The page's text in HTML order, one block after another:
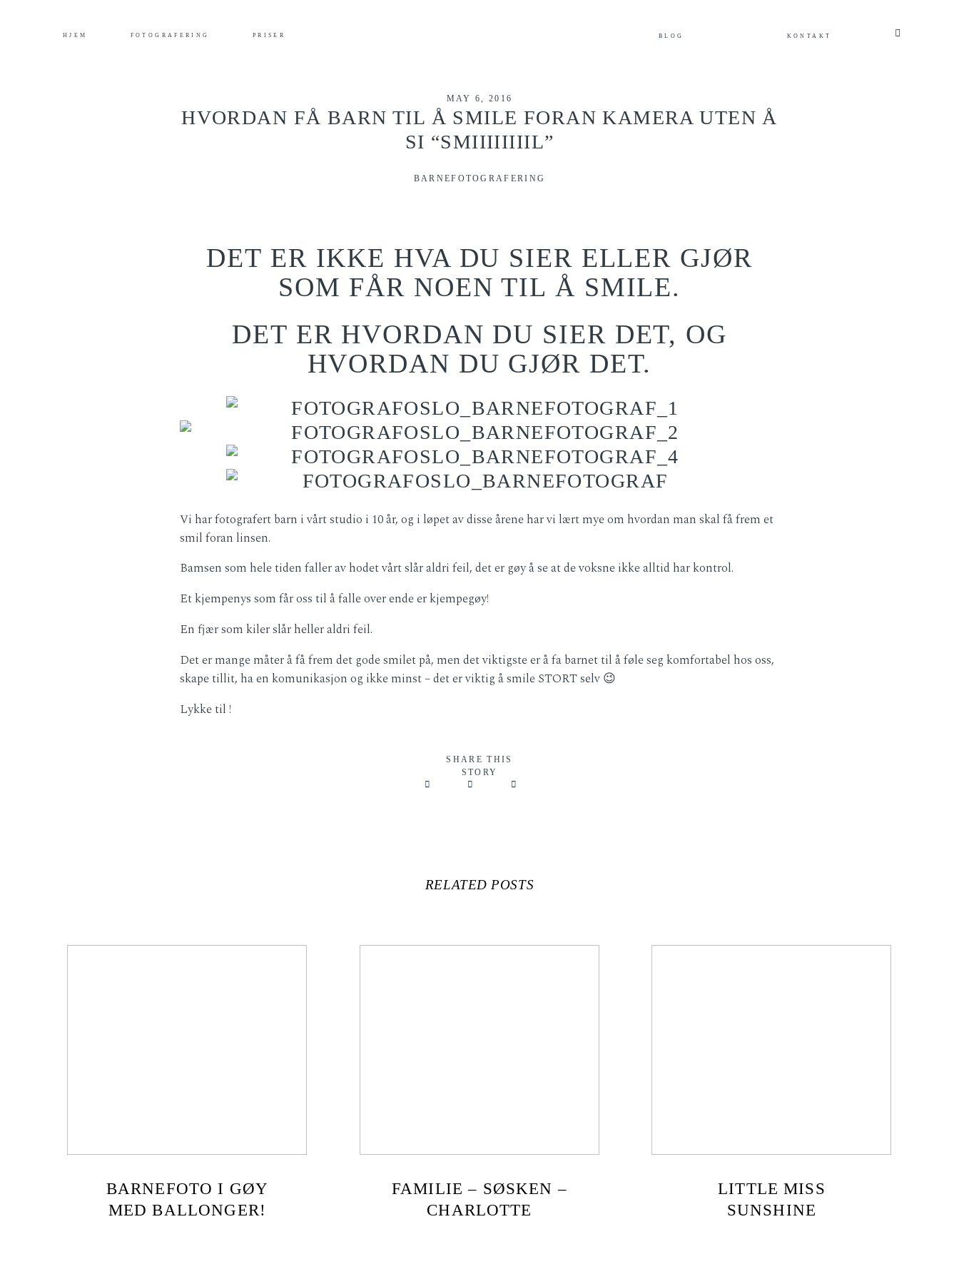
HJEM FOTOGRAFERING PRISER BLOG KONTAKT
MAY 6, 2016
HVORDAN FÅ BARN TIL Å SMILE FORAN KAMERA UTEN Å
SI “SMIIIIIIIIL”
BARNEFOTOGRAFERING
DET ER IKKE HVA DU SIER ELLER GJØR
SOM FÅR NOEN TIL Å SMILE.
DET ER HVORDAN DU SIER DET, OG
HVORDAN DU GJØR DET.
Vi har fotografert barn i vårt studio i 10 år, og i løpet av disse årene har vi lært mye om hvordan man skal få frem et
smil foran linsen.
Bamsen som hele tiden faller av hodet vårt slår aldri feil, det er gøy å se at de voksne ikke alltid har kontrol.
Et kjempenys som får oss til å falle over ende er kjempegøy!
En fjær som kiler slår heller aldri feil.
Det er mange måter å få frem det gode smilet på, men det viktigste er å fa barnet til å føle seg komfortabel hos oss,
skape tillit, ha en komunikasjon og ikke minst – det er viktig å smile STORT selv 😉
Lykke til !
SHARE THIS
STORY
RELATED POSTS
BARNEFOTO I GØY
MED BALLONGER!
FAMILIE – SØSKEN –
CHARLOTTE
LITTLE MISS
SUNSHINE